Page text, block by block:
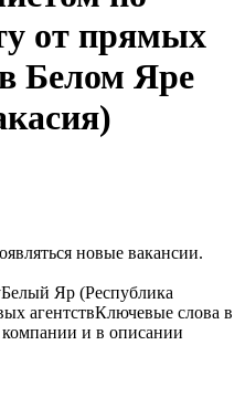
от прямых
Белом Яре
новые вакансии.
Белый Яр (Республика
агентствКлючевые слова в
и в описании